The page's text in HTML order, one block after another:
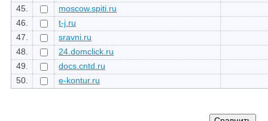
45.
moscow.spiti.ru
46.
t-j.ru
47.
sravni.ru
48.
24.domclick.ru
49.
docs.cntd.ru
50.
e-kontur.ru